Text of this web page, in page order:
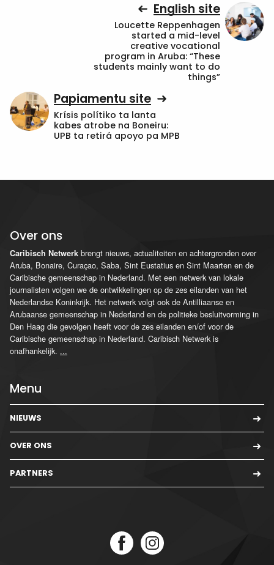
English site
Loucette Reppenhagen
started a mid-level
creative vocational
program in Aruba: “These
students mainly want to do
things”
Papiamentu site
Krísis polítiko ta lanta
kabes atrobe na Boneiru:
UPB ta retirá apoyo pa MPB
Over ons
Caribisch Netwerk brengt nieuws, actualiteiten en achtergronden over
Aruba, Bonaire, Curaçao, Saba, Sint Eustatius en Sint Maarten en de
Caribische gemeenschap in Nederland. Met een netwerk van lokale
journalisten volgen we de ontwikkelingen op de zes eilanden van het
Nederlandse Koninkrijk. Het netwerk volgt ook de Antilliaanse en
Arubaanse gemeenschap in Nederland en de politieke besluitvorming in
Den Haag die gevolgen heeft voor de zes eilanden en/of voor de
Caribische gemeenschap in Nederland. Caribisch Netwerk is
onafhankelijk. ...
Menu
NIEUWS
OVER ONS
PARTNERS